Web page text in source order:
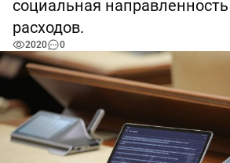
социальная
расходов.
2020 0